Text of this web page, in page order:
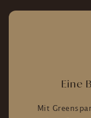
Eine
Mit